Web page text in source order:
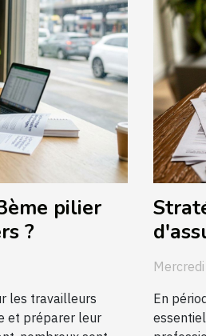
pilier
?
les travailleurs
et préparer leur
crise
En